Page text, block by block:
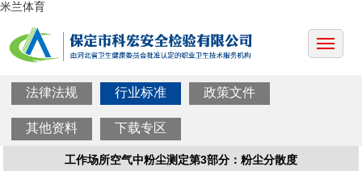
米兰体育
法律法规 行业标准 政策文件
其他资料 下载专区
工作场所空气中粉尘测定第3部分：粉尘分散度